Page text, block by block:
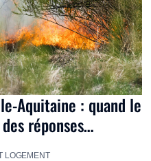
Aquitaine : quand le
réponses
LOGEMENT